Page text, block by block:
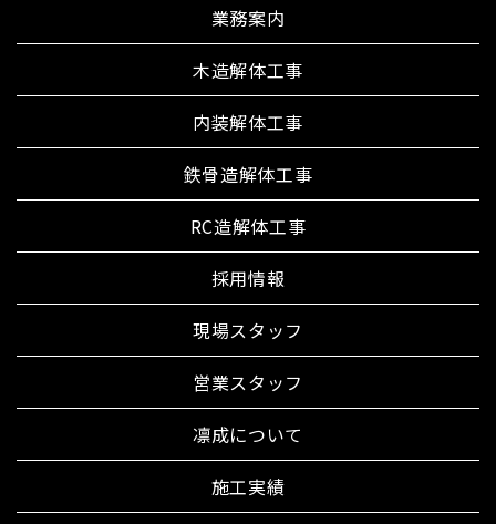
業務案内
木造解体工事
内装解体工事
鉄骨造解体工事
RC造解体工事
採用情報
現場スタッフ
営業スタッフ
凛成について
施工実績